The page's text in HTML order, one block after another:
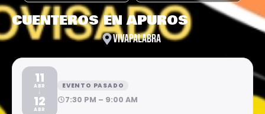
CUENTEROS EN APUROS
VIVAPALABRA
11
ABR
↓
12
ABR
EVENTO PASADO
7:30 PM – 9:00 AM